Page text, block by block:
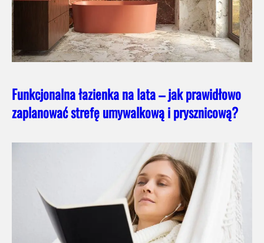
Funkcjonalna łazienka na lata – jak prawidłowo
zaplanować strefę umywalkową i prysznicową?